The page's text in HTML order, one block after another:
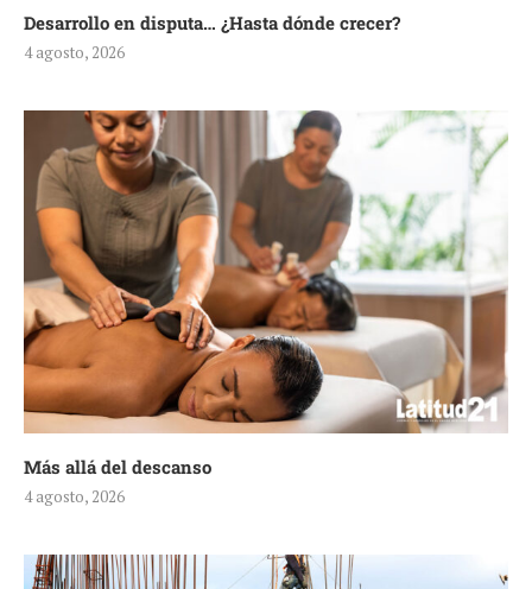
Desarrollo en disputa… ¿Hasta dónde crecer?
4 agosto, 2026
Más allá del descanso
4 agosto, 2026